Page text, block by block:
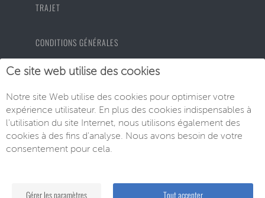
TRAJET
CONDITIONS GÉNÉRALES
PROTECTION DES DONNÉES
MENTIONS LÉGALES
© EU-Neuwagen Knott GmbH
Ce site web utilise des cookies
Notre site Web utilise des cookies pour optimiser votre
expérience utilisateur. En plus des cookies indispensables à
l'utilisation du site Internet, nous utilisons également des
cookies à des fins d'analyse. Nous avons besoin de votre
consentement pour cela.
Tout accepter
Gérer les paramètres